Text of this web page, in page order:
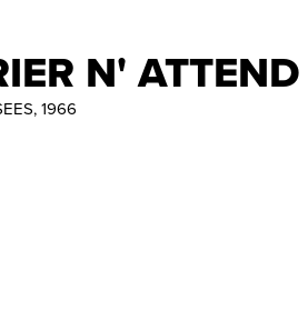
N'
| Libri antichi e moderni | Richard
1966